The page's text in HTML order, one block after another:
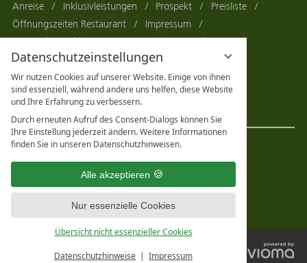
Datenschutzeinstellungen
Wir nutzen Cookies auf unserer Website. Einige von ihnen
sind essenziell, während andere uns helfen, diese Website
und Ihre Erfahrung zu verbessern.
Durch erneuten Aufruf des Consent-Dialogs können Sie
Ihre Einstellung jederzeit ändern. Weitere Informationen
finden Sie in unseren Datenschutzhinweisen.
Alle akzeptieren
Nur essenzielle Cookies
Übersicht nicht essenzieller Cookies
Datenschutzhinweise Impressum
Anreise Inklusivleistungen Prospekt
Preisliste
Öffnungszeiten Restaurant
Impressum
Datenschutzerklärung
Datenschutzeinstellungen
Sitemap
AGB
Deutsch English
Suche & Social Media
Suchbegriff
eingeben